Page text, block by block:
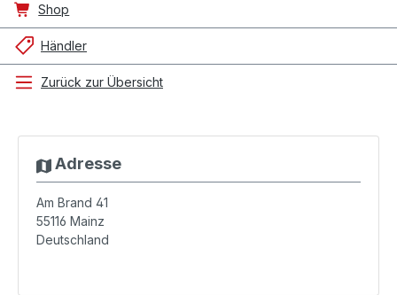
Shop
Händler
Zurück zur Übersicht
Adresse
Am Brand 41
55116 Mainz
Deutschland